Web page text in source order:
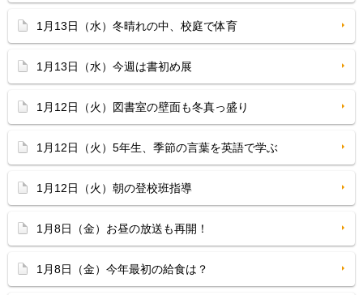
1月13日（水）冬晴れの中、校庭で体育
1月13日（水）今週は書初め展
1月12日（火）図書室の壁面も冬真っ盛り
1月12日（火）5年生、季節の言葉を英語で学ぶ
1月12日（火）朝の登校班指導
1月8日（金）お昼の放送も再開！
1月8日（金）今年最初の給食は？